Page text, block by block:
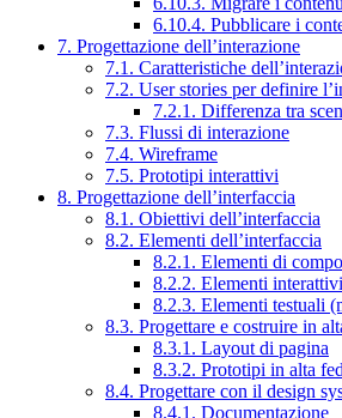
6.10.4. Pubblicare i
7. Progettazione dell’interazione
7.1. Caratteristiche
7.2. User stories per definire
7.2.1. Differenza tra
7.3. Flussi di interazione
7.4. Wireframe
7.5. Prototipi interattivi
8. Progettazione dell’interfaccia
8.1. Obiettivi dell’interfaccia
8.2. Elementi dell’interfaccia
8.2.1. Elementi di
8.2.2. Elementi interattivi
8.2.3. Elementi testuali
8.3. Progettare e costruire in
8.3.1. Layout di pagina
8.3.2. Prototipi in alta
8.4. Progettare con il design
8.4.1. Documentazione